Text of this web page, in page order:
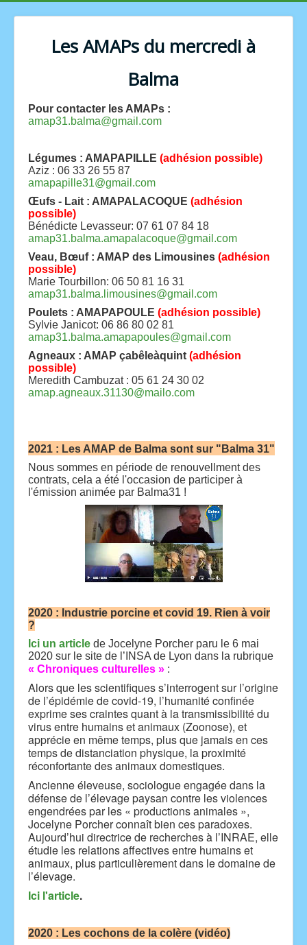
Les AMAPs du mercredi à
Balma
Pour contacter les AMAPs :
amap31.balma@gmail.com
Légumes : AMAPAPILLE (adhésion possible)
Aziz : 06 33 26 55 87
amapapille31@gmail.com
Œufs - Lait : AMAPALACOQUE (adhésion
possible)
Bénédicte Levasseur: 07 61 07 84 18
amap31.balma.amapalacoque@gmail.com
Veau, Bœuf : AMAP des Limousines (adhésion
possible)
Marie Tourbillon: 06 50 81 16 31
amap31.balma.limousines@gmail.com
Poulets : AMAPAPOULE (adhésion possible)
Sylvie Janicot: 06 86 80 02 81
amap31.balma.amapapoules@gmail.com
Agneaux : AMAP çabêleàquint (adhésion
possible)
Meredith Cambuzat : 05 61 24 30 02
amap.agneaux.31130@mailo.com
2021 : Les AMAP de Balma sont sur "Balma 31"
Nous sommes en période de renouvellment des
contrats, cela a été l'occasion de participer à
l'émission animée par Balma31 !
2020 : Industrie porcine et covid 19. Rien à voir
?
Ici un article de Jocelyne Porcher paru le 6 mai
2020 sur le site de l’INSA de Lyon dans la rubrique
« Chroniques culturelles » :
Alors que les scientifiques s’interrogent sur l’origine
de l’épidémie de covid-19, l’humanité confinée
exprime ses craintes quant à la transmissibilité du
virus entre humains et animaux (Zoonose), et
apprécie en même temps, plus que jamais en ces
temps de distanciation physique, la proximité
réconfortante des animaux domestiques.
Ancienne éleveuse, sociologue engagée dans la
défense de l’élevage paysan contre les violences
engendrées par les « productions animales »,
Jocelyne Porcher connaît bien ces paradoxes.
Aujourd’hui directrice de recherches à l’INRAE, elle
étudie les relations affectives entre humains et
animaux, plus particulièrement dans le domaine de
l’élevage.
Ici l'article.
2020 : Les cochons de la colère (vidéo)